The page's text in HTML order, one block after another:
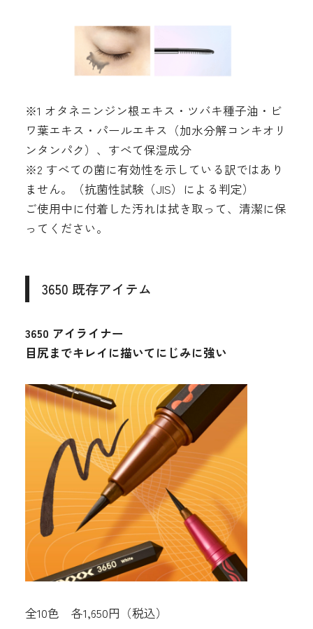
※1 オタネニンジン根エキス・ツバキ種子油・ビ
ワ葉エキス・パールエキス（加水分解コンキオリ
ンタンパク）、すべて保湿成分
※2 すべての菌に有効性を示している訳ではあり
ません。（抗菌性試験（JIS）による判定）
ご使用中に付着した汚れは拭き取って、清潔に保
ってください。
3650 既存アイテム
3650 アイライナー
目尻までキレイに描いてにじみに強い
全10色 各1,650円（税込）